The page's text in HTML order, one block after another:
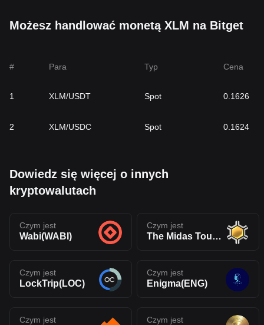
Możesz handlować monetą XLM na Bitget
# Para Typ Cena
1 XLM/USDT Spot 0.1626
2 XLM/USDC Spot 0.1624
Dowiedz się więcej o innych
kryptowalutach
Czym jest
Wabi(WABI)
Czym jest
The Midas Touch Gold(TMTG)
Czym jest
LockTrip(LOC)
Czym jest
Enigma(ENG)
Czym jest Czym jest